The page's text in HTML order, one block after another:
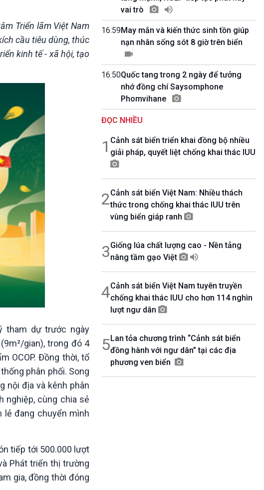
10 phút Sự kiện - Luận bàn
Câu chuyện thời sự
Dòng chảy sự kiện
Đối thoại
Chuyện đêm
Triển lãm Việt Nam
cầu tiêu dùng, thúc
kinh tế - xã hội, tạo
tham dự trước ngày
gian), trong đó 4
OCOP. Đồng thời, tổ
phân phối. Song
nội địa và kênh phân
nghiệp, cùng chia sẻ
lẻ đang chuyển mình
tiếp tới 500.000 lượt
Phát triển thị trường
gia, đồng thời đóng
vai trò
16:59May mắn và kiến thức sinh tồn giúp
nạn nhân sống sót 8 giờ trên biển
16:50Quốc tang trong 2 ngày để tưởng
nhớ đồng chí Saysomphone
Phomvihane
ĐỌC NHIỀU
1 Cảnh sát biển triển khai đồng bộ nhiều
giải pháp, quyết liệt chống khai thác IUU
2Cảnh sát biển Việt Nam: Nhiều thách
thức trong chống khai thác IUU trên
vùng biển giáp ranh
3Giống lúa chất lượng cao - Nền tảng
nâng tầm gạo Việt
4Cảnh sát biển Việt Nam tuyên truyền
chống khai thác IUU cho hơn 114 nghìn
lượt ngư dân
5Lan tỏa chương trình “Cảnh sát biển
đồng hành với ngư dân” tại các địa
phương ven biển